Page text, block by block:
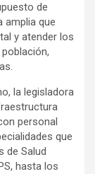
de
amplia que
y atender los
la legisladora
personal
que
de Salud
hasta los